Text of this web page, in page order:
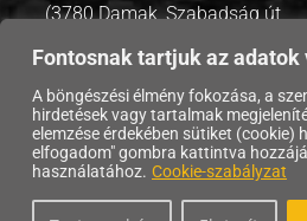
Fontosnak tartjuk az adatok
A böngészési élmény fokozása, a
hirdetések vagy tartalmak
elemzése érdekében sütiket (cookie)
elfogadom" gombra kattintva
használatához. Cookie-szabályzat
(3780 Damak, Szabadság út
Copyright © 2026 | Edelény
Adatvédelmi